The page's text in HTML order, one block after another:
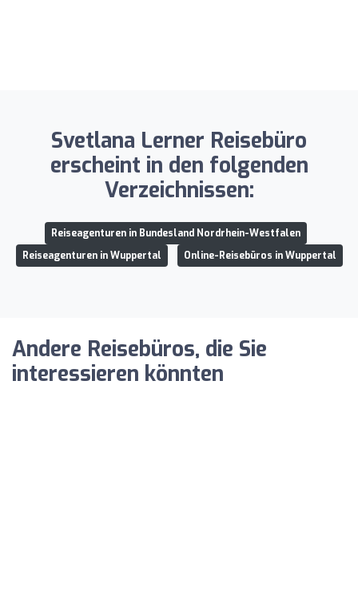
Svetlana Lerner Reisebüro
erscheint in den folgenden
Verzeichnissen:
Reiseagenturen in Bundesland Nordrhein-Westfalen
Reiseagenturen in Wuppertal
Online-Reisebüros in Wuppertal
Andere Reisebüros, die Sie
interessieren könnten